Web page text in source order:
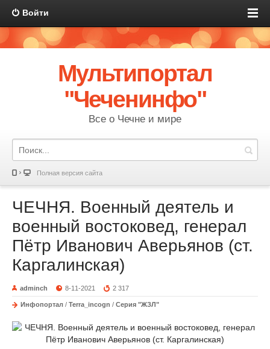
Войти
Мультипортал
"Чеченинфо"
Все о Чечне и мире
Полная версия сайта
ЧЕЧНЯ. Военный деятель и
военный востоковед, генерал
Пётр Иванович Аверьянов (ст.
Каргалинская)
adminch 8-11-2021 2 317
Инфопортал / Terra_incogn / Серия "ЖЗЛ"